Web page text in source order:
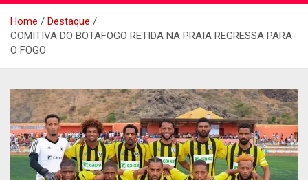
Home
Destaque
COMITIVA DO BOTAFOGO RETIDA NA PRAIA REGRESSA PARA
O FOGO